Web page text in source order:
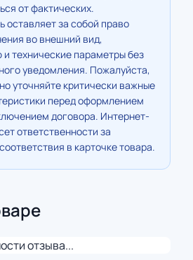
от фактических.
оставляет за собой право
во внешний вид,
технические параметры без
уведомления. Пожалуйста,
уточняйте критически важные
перед оформлением
договора. Интернет-
ответственности за
в карточке товара.
отзыва...